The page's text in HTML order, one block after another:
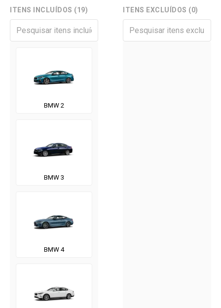
ITENS INCLUÍDOS (19)
BMW 2
BMW 3
BMW 4
ITENS EXCLUÍDOS (0)